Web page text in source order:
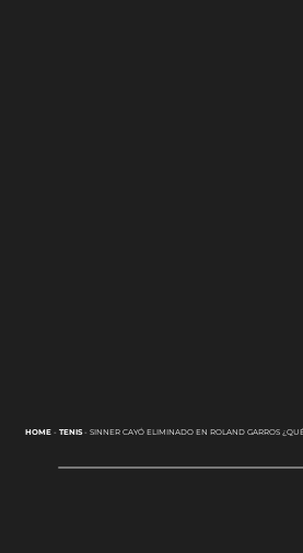
HOME- TENIS- SINNER CAYÓ ELIMINADO EN ROLAND GARROS